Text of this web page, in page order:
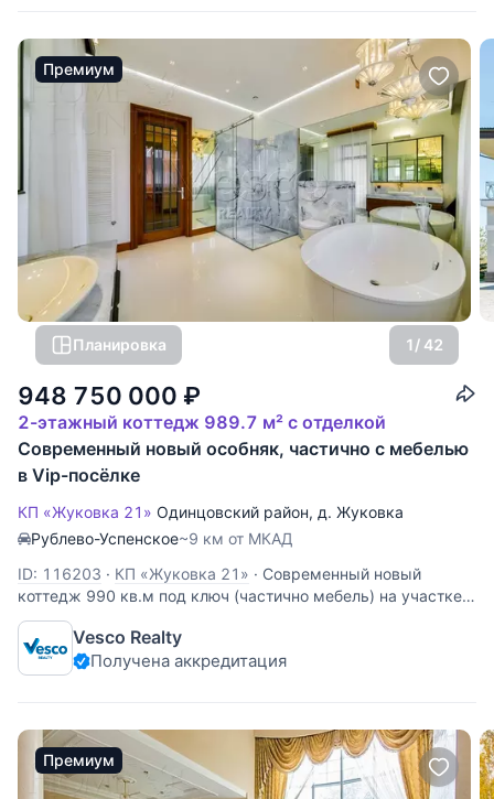
Премиум
Планировка 1 / 42
948 750 000 ₽
2-этажный коттедж 989.7 м² с отделкой
Современный новый особняк, частично с мебелью
в Vip-посёлке
КП «Жуковка 21» Одинцовский район, д. Жуковка
Рублево-Успенское~9 км от МКАД
ID: 116203 · КП «Жуковка 21» · Современный новый
коттедж 990 кв.м под ключ (частично мебель) на участке
50 соток в строго-охраняемом поселке. 5 спален с
санузлами и гардеробными. Выполнен по авторскому
дизайн-проекту. Все детали интерьера нестандартные,
Vesco Realty
Получена аккредитация
Премиум